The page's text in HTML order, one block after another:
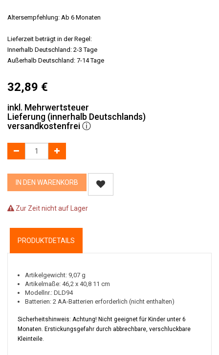
Altersempfehlung: Ab 6 Monaten
Lieferzeit beträgt in der Regel:
Innerhalb Deutschland: 2-3 Tage
Außerhalb Deutschland: 7-14 Tage
32,89 €
inkl. Mehrwertsteuer
Lieferung (innerhalb Deutschlands)
versandkostenfreiⓘ
IN DEN WARENKORB
Zur Zeit nicht auf Lager
PRODUKTDETAILS
Artikelgewicht: 9,07 g
Artikelmaße: 46,2 x 40,8 11 cm
Modellnr.: DLD94
Batterien: 2 AA-Batterien erforderlich (nicht enthalten)
Sicherheitshinweis: Achtung! Nicht geeignet für Kinder unter 6
Monaten. Erstickungsgefahr durch abbrechbare, verschluckbare
Kleinteile.